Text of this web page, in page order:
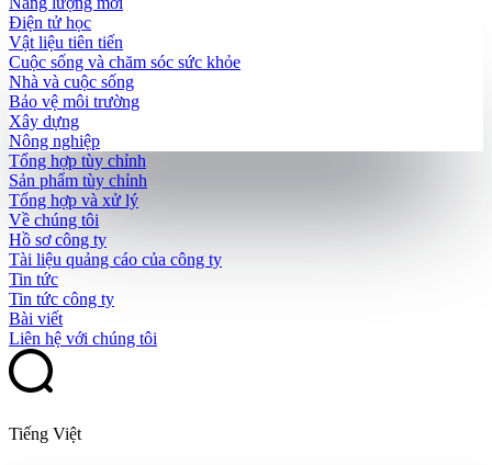
Điện tử học
Vật liệu tiên tiến
Cuộc sống và chăm sóc sức khỏe
Nhà và cuộc sống
Bảo vệ môi trường
Xây dựng
Nông nghiệp
Tổng hợp tùy chỉnh
Sản phẩm tùy chỉnh
Tổng hợp và xử lý
Về chúng tôi
Hồ sơ công ty
Tài liệu quảng cáo của công ty
Tin tức
Tin tức công ty
Bài viết
Liên hệ với chúng tôi
Tiếng Việt